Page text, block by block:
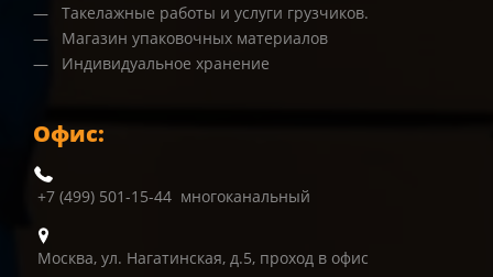
Такелажные работы и услуги грузчиков.
Магазин упаковочных материалов
Индивидуальное хранение
Офис:
+7 (499) 501-15-44 многоканальный
Москва, ул. Нагатинская, д.5, проход в офис